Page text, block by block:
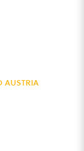
austria